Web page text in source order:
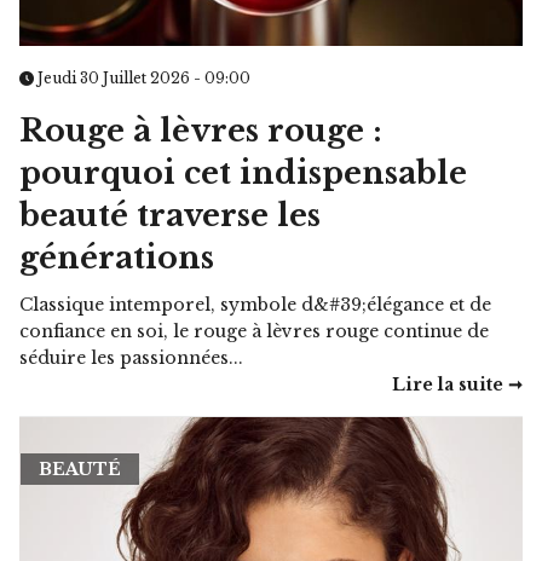
Jeudi 30 Juillet 2026 - 09:00
Rouge à lèvres rouge :
pourquoi cet indispensable
beauté traverse les
générations
Classique intemporel, symbole d&#39;élégance et de
confiance en soi, le rouge à lèvres rouge continue de
séduire les passionnées...
Lire la suite ➞
BEAUTÉ